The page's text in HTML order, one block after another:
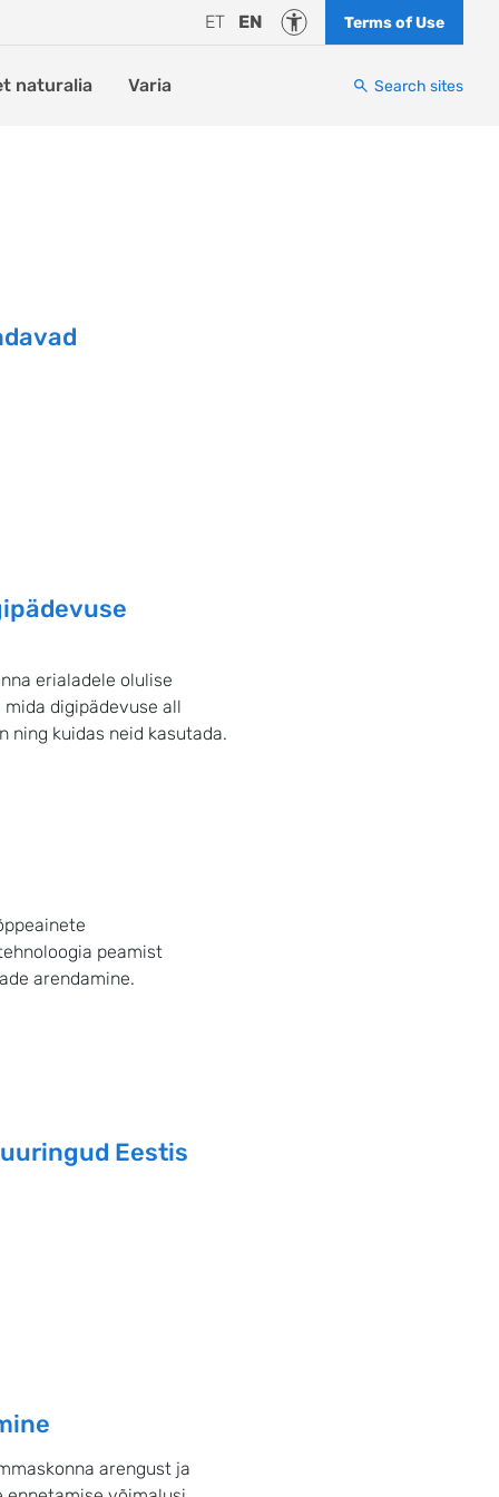
ET EN AccessibilityTerms of Use
naturalia Varia Search sites
erialadele olulise
digipädevuse all
ning kuidas neid kasutada.
peamist
arendamine.
Eestis
arengust ja